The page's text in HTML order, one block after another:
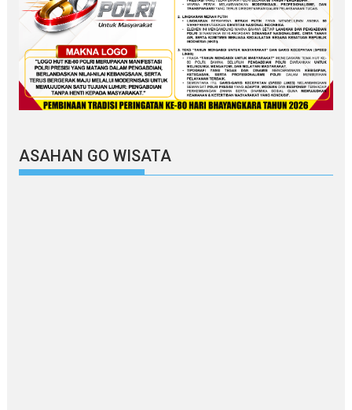
ASAHAN GO WISATA